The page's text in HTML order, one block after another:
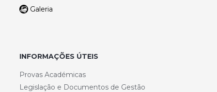
Galeria
INFORMAÇÕES ÚTEIS
Provas Académicas
Legislação e Documentos de Gestão